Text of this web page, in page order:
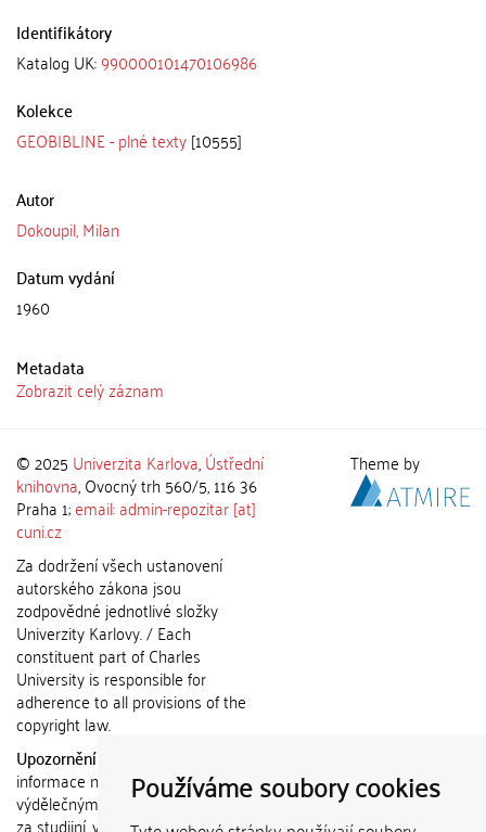
Používáme soubory cookies
Identifikátory
Katalog UK:990000101470106986
Kolekce
GEOBIBLINE - plné texty[10555]
Autor
Dokoupil, Milan
Datum vydání
1960
Metadata
Zobrazit celý záznam
© 2025 Univerzita Karlova,Ústřední
knihovna, Ovocný trh 560/5, 116 36
Praha 1;email: admin-repozitar [at]
cuni.cz
Za dodržení všech ustanovení
autorského zákona jsou
zodpovědné jednotlivé složky
Univerzity Karlovy. / Each
constituent part of Charles
University is responsible for
adherence to all provisions of the
copyright law.
Upozornění / Notice:
informace nemohou být použity k
výdělečným účelům nebo vydávány
za studijní, vědeckou nebo jinou
Theme by